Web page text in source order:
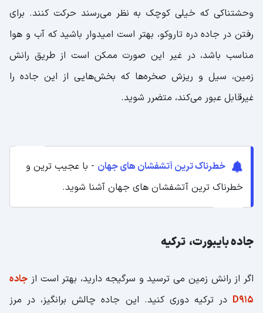
وحشتناکی که خیلی کوچک به نظر می‌رسند حرکت کنند. برای
رفتن در جاده دره تاروکو، بهتر است امیدوار باشید که آب و هوا
مناسب باشد، در غیر این صورت ممکن است از طریق رانش
زمین، سیل و ریزش صخره‌ها که بخش‌هایی از این جاده را
غیرقابل عبور می‌کند، متضرر شوید.
خطرناک ترین آتشفشان های جهان - با عجیب ترین و
خطرناک ترین آتشفشان های جهان آشنا شوید.
جاده بایبورت، ترکیه
اگر از رانش زمین می ترسید و سرگیجه دارید، بهتر است از جاده
D915 در ترکیه دوری کنید. این جاده چالش برانگیز، در مرز